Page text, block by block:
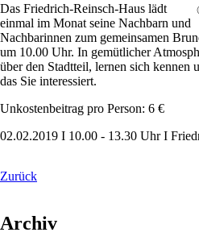
Das Friedrich-Reinsch-Haus lädt
einmal im Monat seine Nachbarn und
Nachbarinnen zum gemeinsamen
um 10.00 Uhr. In gemütlicher
über den Stadtteil, lernen sich kennen
das Sie interessiert.
Unkostenbeitrag pro Person: 6 €
02.02.2019 I 10.00 - 13.30 Uhr I
Zurück
Archiv